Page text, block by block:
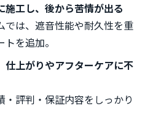
施工し、後から苦情が出る
は、遮音性能や耐久性を重
を追加。
仕上がりやアフターケアに不
評判・保証内容をしっかり